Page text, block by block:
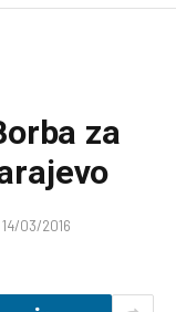
za
14/03/2016